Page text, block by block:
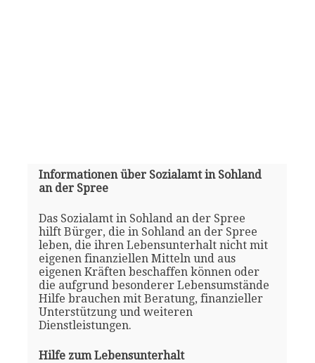
Informationen über Sozialamt in Sohland
an der Spree
Das Sozialamt in Sohland an der Spree
hilft Bürger, die in Sohland an der Spree
leben, die ihren Lebensunterhalt nicht mit
eigenen finanziellen Mitteln und aus
eigenen Kräften beschaffen können oder
die aufgrund besonderer Lebensumstände
Hilfe brauchen mit Beratung, finanzieller
Unterstützung und weiteren
Dienstleistungen.
Hilfe zum Lebensunterhalt